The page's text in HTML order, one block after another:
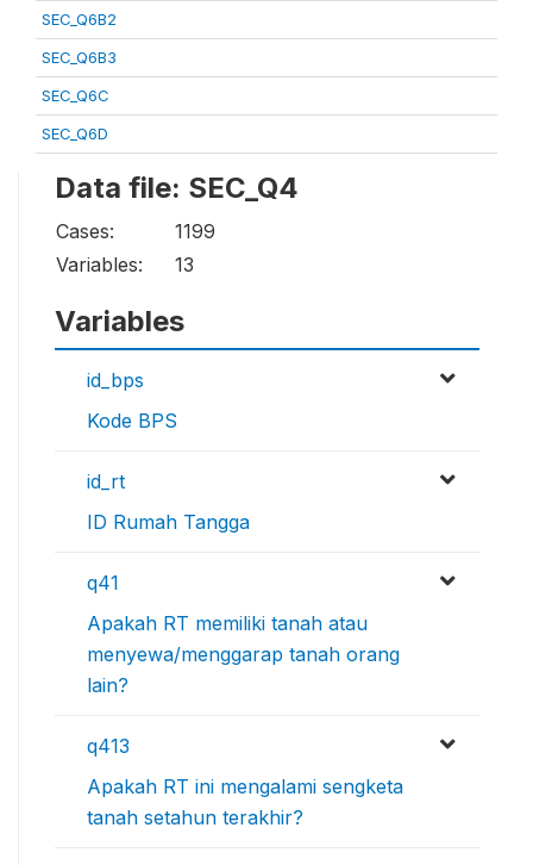
SEC_Q6B2
SEC_Q6B3
SEC_Q6C
SEC_Q6D
Data file: SEC_Q4
Cases:
1199
Variables:
13
Variables
id_bps
Kode BPS
id_rt
ID Rumah Tangga
q41
Apakah RT memiliki tanah atau
menyewa/menggarap tanah orang
lain?
q413
Apakah RT ini mengalami sengketa
tanah setahun terakhir?